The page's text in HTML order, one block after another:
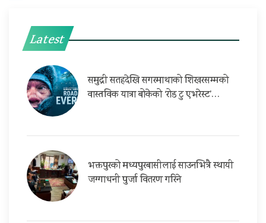
Latest
समुद्री सतहदेखि सगरमाथाको शिखरसम्मको
वास्तविक यात्रा बोकेको ‘रोड टु एभरेस्ट’…
भक्तपुरको मध्यपुरबासीलाई साउनभित्रै स्थायी
जग्गाधनी पुर्जा वितरण गरिने